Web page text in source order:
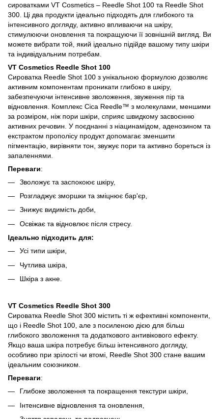
сироватками VT Cosmetics – Reedle Shot 100 та Reedle Shot
300. Ці два продукти ідеально підходять для глибокого та
інтенсивного догляду, активно впливаючи на шкіру,
стимулюючи оновлення та покращуючи її зовнішній вигляд. Ви
можете вибрати той, який ідеально підійде вашому типу шкіри
та індивідуальним потребам.
VT Cosmetics Reedle Shot 100
Сироватка Reedle Shot 100 з унікальною формулою дозволяє
активним компонентам проникати глибоко в шкіру,
забезпечуючи інтенсивне зволоження, звуження пір та
відновлення. Комплекс Cica Reedle™ з молекулами, меншими
за розміром, ніж пори шкіри, сприяє швидкому засвоєнню
активних речовин. У поєднанні з ніацинамідом, аденозином та
екстрактом прополісу продукт допомагає зменшити
пігментацію, вирівняти тон, звужує пори та активно бореться із
запаленнями.
Переваги:
Зволожує та заспокоює шкіру,
Розгладжує зморшки та зміцнює бар'єр,
Знижує видимість доби,
Освіжає та відновлює після стресу.
Ідеально підходить для:
Усі типи шкіри,
Чутлива шкіра,
Шкіра з акне.
VT Cosmetics Reedle Shot 300
Сироватка Reedle Shot 300 містить ті ж ефективні компоненти,
що і Reedle Shot 100, але з посиленою дією для більш
глибокого зволоження та додаткового антивікового ефекту.
Якщо ваша шкіра потребує більш інтенсивного догляду,
особливо при зрілості чи втомі, Reedle Shot 300 стане вашим
ідеальним союзником.
Переваги:
Глибоке зволоження та покращення текстури шкіри,
Інтенсивне відновлення та оновлення,